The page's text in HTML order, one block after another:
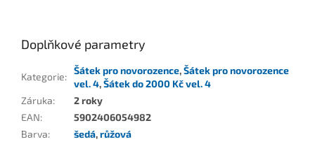
Doplňkové parametry
Kategorie:
Šátek pro novorozence,Šátek pro novorozence
vel. 4,Šátek do 2000 Kč vel. 4
Záruka:
2 roky
EAN:
5902406054982
Barva: šedá,růžová